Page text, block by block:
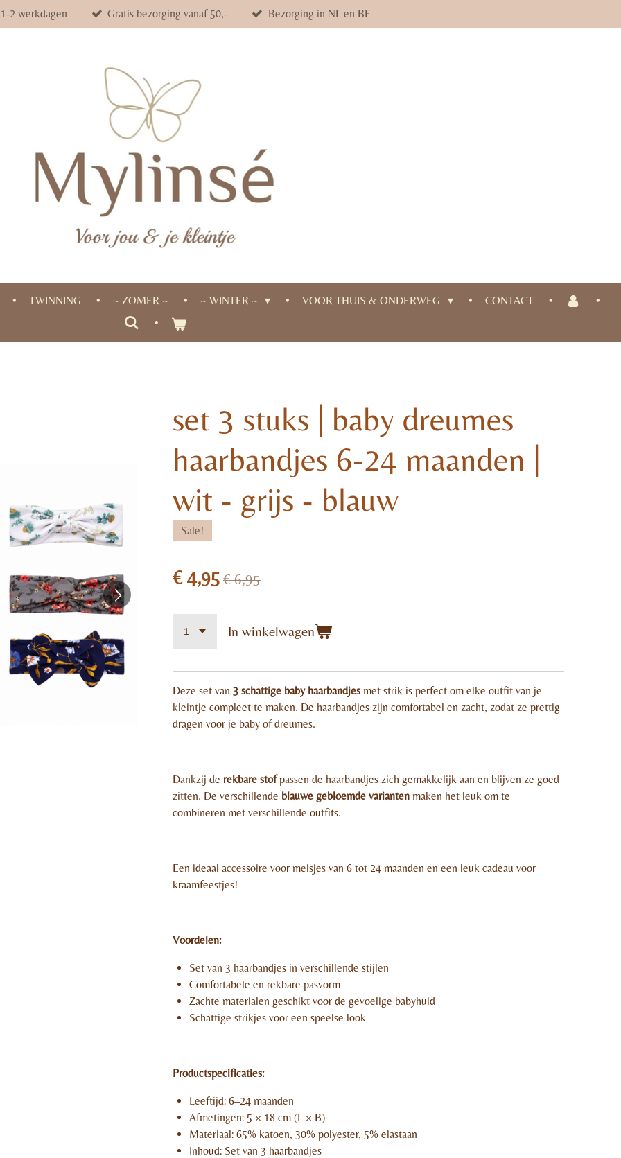
2 werkdagen Gratis bezorging vanaf 50,- Bezorging in NL en BE
TWINNING ~ ZOMER ~ ~ WINTER ~ VOOR THUIS & ONDERWEG CONTACT
set 3 stuks | baby dreumes
haarbandjes 6-24 maanden |
wit - grijs - blauw
Sale!
€ 4,95 € 6,95
In winkelwagen
Deze set van 3 schattige baby haarbandjes met strik is perfect om elke outfit van je
kleintje compleet te maken. De haarbandjes zijn comfortabel en zacht, zodat ze prettig
dragen voor je baby of dreumes.
Dankzij de rekbare stofpassen de haarbandjes zich gemakkelijk aan en blijven ze goed
zitten. De verschillende blauwe gebloemde varianten maken het leuk om te
combineren met verschillende outfits.
Een ideaal accessoire voor meisjes van 6 tot 24 maanden en een leuk cadeau voor
kraamfeestjes!
Voordelen:
Set van 3 haarbandjes in verschillende stijlen
Comfortabele en rekbare pasvorm
Zachte materialen geschikt voor de gevoelige babyhuid
Schattige strikjes voor een speelse look
Productspecificaties:
Leeftijd: 6–24 maanden
Afmetingen: 5 × 18 cm (L × B)
Materiaal: 65% katoen, 30% polyester, 5% elastaan
Inhoud: Set van 3 haarbandjes